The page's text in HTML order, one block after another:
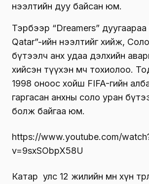
нээлтийн дуу байсан юм.
Тэрбээр “Dreamers” дуугаараа
Qatar”-ийн нээлтийг хийж,
бүтээлч анх удаа дэлхийн
хийсэн түүхэн мөч тохиолоо.
1998 оноос хойш FIFA-гийн
гаргасан анхны соло уран
болж байгаа юм.
https://www.youtube.com/
v=9sxSObpX58U
Катар улс 12 жилийн өмнө хүн